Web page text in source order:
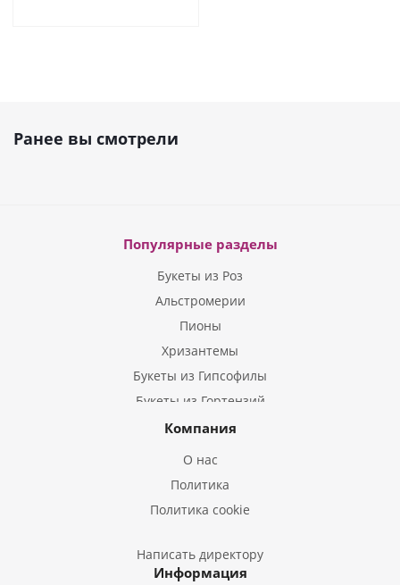
Ранее вы смотрели
Популярные разделы
Букеты из Роз
Альстромерии
Пионы
Хризантемы
Букеты из Гипсофилы
Букеты из Гортензий
Букеты из Ирисов
Букеты из Эустом
Букеты из Гладиолусов
Букеты из Тюльпанов
Компания
О нас
Политика
Политика cookie
Написать директору
Информация